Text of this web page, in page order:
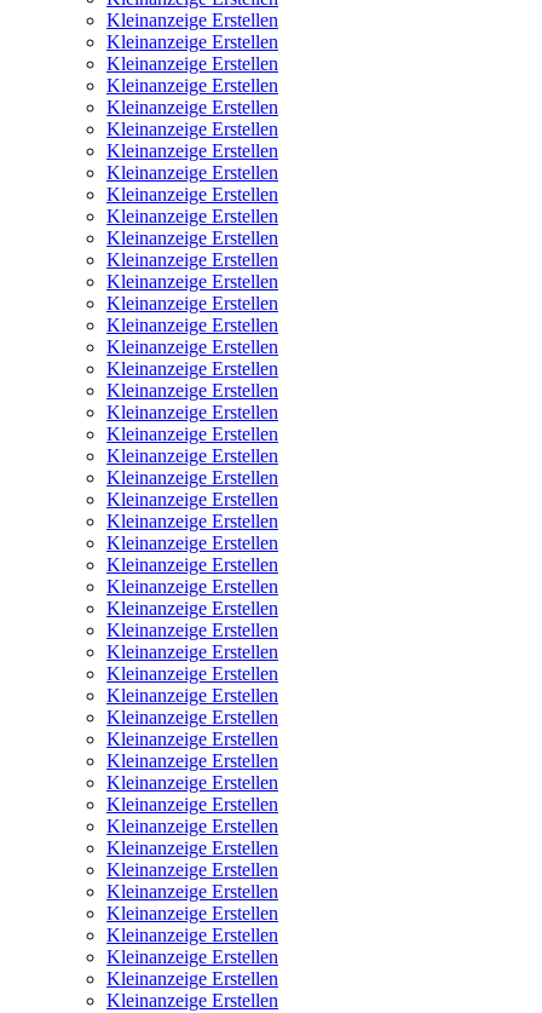
Kleinanzeige Erstellen
Kleinanzeige Erstellen
Kleinanzeige Erstellen
Kleinanzeige Erstellen
Kleinanzeige Erstellen
Kleinanzeige Erstellen
Kleinanzeige Erstellen
Kleinanzeige Erstellen
Kleinanzeige Erstellen
Kleinanzeige Erstellen
Kleinanzeige Erstellen
Kleinanzeige Erstellen
Kleinanzeige Erstellen
Kleinanzeige Erstellen
Kleinanzeige Erstellen
Kleinanzeige Erstellen
Kleinanzeige Erstellen
Kleinanzeige Erstellen
Kleinanzeige Erstellen
Kleinanzeige Erstellen
Kleinanzeige Erstellen
Kleinanzeige Erstellen
Kleinanzeige Erstellen
Kleinanzeige Erstellen
Kleinanzeige Erstellen
Kleinanzeige Erstellen
Kleinanzeige Erstellen
Kleinanzeige Erstellen
Kleinanzeige Erstellen
Kleinanzeige Erstellen
Kleinanzeige Erstellen
Kleinanzeige Erstellen
Kleinanzeige Erstellen
Kleinanzeige Erstellen
Kleinanzeige Erstellen
Kleinanzeige Erstellen
Kleinanzeige Erstellen
Kleinanzeige Erstellen
Kleinanzeige Erstellen
Kleinanzeige Erstellen
Kleinanzeige Erstellen
Kleinanzeige Erstellen
Kleinanzeige Erstellen
Kleinanzeige Erstellen
Kleinanzeige Erstellen
Kleinanzeige Erstellen